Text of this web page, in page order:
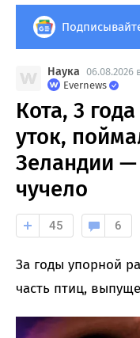
Наука 06.08.2026
Evernews
Кота, 3
уток,
Зеландии —
чучело
45 6
За годы упорной
часть птиц,